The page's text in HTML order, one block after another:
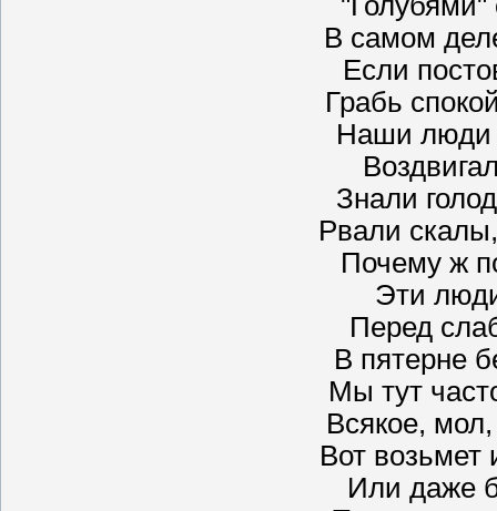
В самом
Если
Грабь
Наши люди
Знали
Рвали
Почему ж
Эти
Перед
В пятерне
Мы тут
Всякое,
Вот возьмет
Или даже